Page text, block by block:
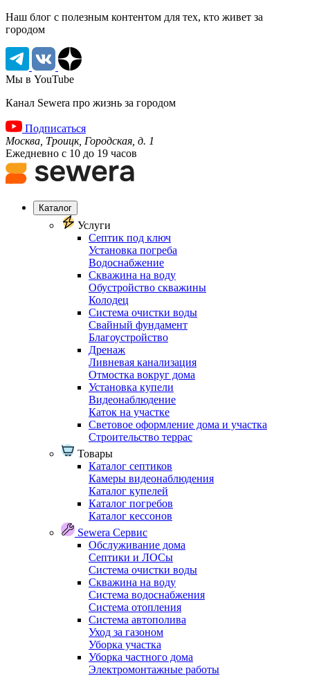
Наш блог c полезным контентом для тех, кто живет за
городом
Мы в YouTube
Канал Sewera про жизнь за городом
Подписаться
Москва, Троицк, Городская, д. 1
Ежедневно с 10 до 19 часов
Каталог
Услуги
Септик под ключ
Установка погреба
Водоснабжение
Скважина на воду
Обустройство скважины
Колодец
Система очистки воды
Свайный фундамент
Благоустройство
Дренаж
Ливневая канализация
Отмостка вокруг дома
Установка купели
Видеонаблюдение
Каток на участке
Световое оформление дома и участка
Строительство террас
Товары
Каталог септиков
Камеры видеонаблюдения
Каталог купелей
Каталог погребов
Каталог кессонов
Sewera Сервис
Обслуживание дома
Септики и ЛОСы
Система очистки воды
Скважина на воду
Система водоснабжения
Система отопления
Система автополива
Уход за газоном
Уборка участка
Уборка частного дома
Электромонтажные работы